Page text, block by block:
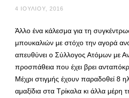
4 ΙΟΥΛΊΟΥ, 2016
Άλλο ένα κάλεσμα για τη
μπουκαλιών με στόχο την αγορά
απευθύνει ο Σύλλογος Ατόμων με
προσπάθεια που έχει βρει
Μέχρι στιγμής έχουν παραδοθεί 8
αμαξίδια στα Τρίκαλα κι άλλα μέρη